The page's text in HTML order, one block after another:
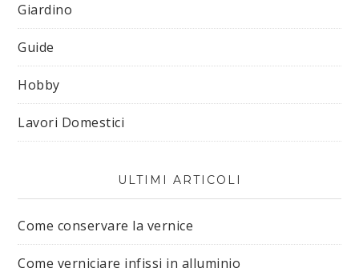
Giardino
Guide
Hobby
Lavori Domestici
ULTIMI ARTICOLI
Come conservare la vernice
Come verniciare infissi in alluminio